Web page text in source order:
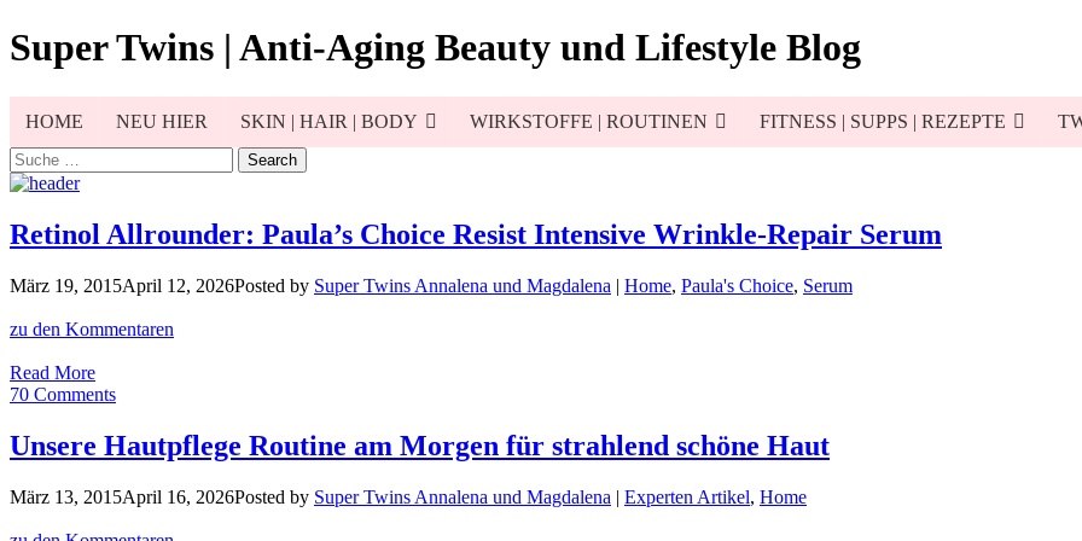
Skip
to
Super Twins | Anti-Aging Beauty und Lifestyle Blog
HOME NEU HIER SKIN | HAIR | BODY WIRKSTOFFE | ROUTINEN FITNESS | SUPPS | REZEPTE
Search
for:
Retinol Allrounder: Paula’s Choice Resist Intensive Wrinkle-Repair Serum
März 19, 2015April 12, 2026Posted by Super Twins Annalena und Magdalena | Home, Paula's Choice, Serum
zu den Kommentaren
Read MoreRetinol
Allrounder:
Choice
Resist
Wrinkle-
70 Comments
Unsere Hautpflege Routine am Morgen für strahlend schöne Haut
März 13, 2015April 16, 2026Posted by Super Twins Annalena und Magdalena | Experten Artikel, Home